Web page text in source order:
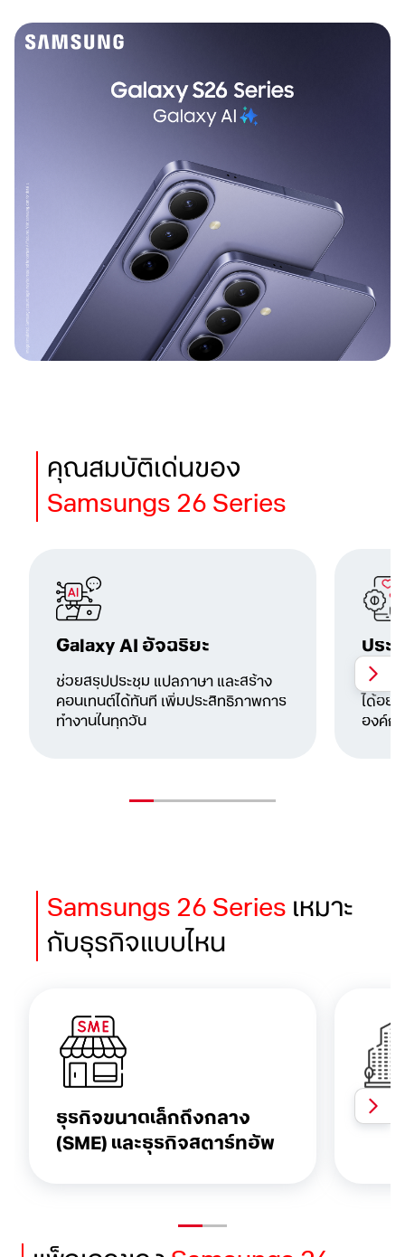
คุณสมบัติเด่นของ
Samsungs 26 Series
Galaxy AI อัจฉริยะ
ช่วยสรุปประชุม แปลภาษา และสร้าง
คอนเทนต์ได้ทันที เพิ่มประสิทธิภาพการ
ทำงานในทุกวัน
ประ
รอง
ได้อย่
องค์กร
Samsungs 26 Seriesเหมาะ
กับธุรกิจแบบไหน
ธุรกิจขนาดเล็กถึงกลาง
(SME)และธุรกิจสตาร์ทอัพ
องค์